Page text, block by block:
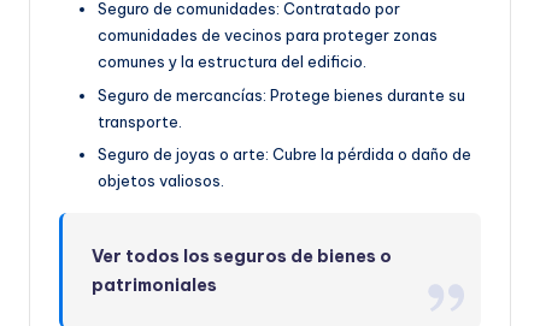
Seguro de comunidades: Contratado por
comunidades de vecinos para proteger zonas
comunes y la estructura del edificio.
Seguro de mercancías: Protege bienes durante su
transporte.
Seguro de joyas o arte: Cubre la pérdida o daño de
objetos valiosos.
Ver todos los seguros de bienes o
patrimoniales